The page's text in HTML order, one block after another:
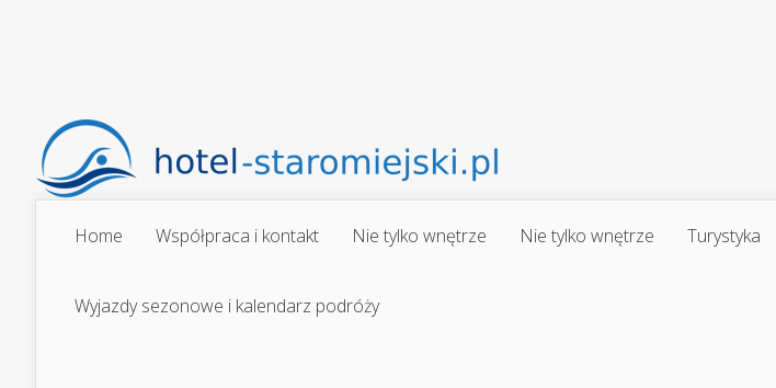
Home Współpraca i kontakt Nie tylko wnętrze Nie tylko wnętrze Turystyka
Wyjazdy sezonowe i kalendarz podróży